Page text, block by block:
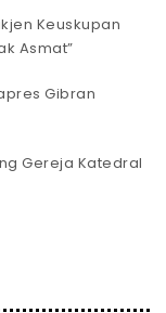
Keuskupan
Asmat”
Gibran
Gereja Katedral